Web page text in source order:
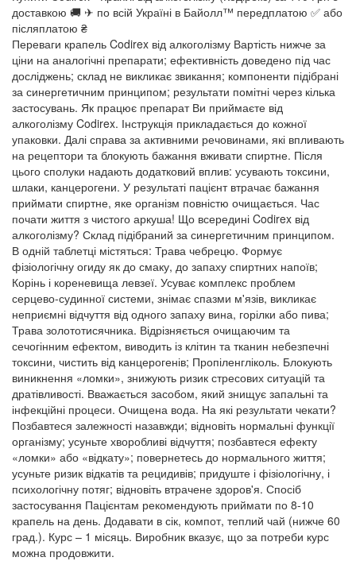
доставкою 🚚 ✈ по всій Україні в Байолл™ передплатою ✅ або
післяплатою ₴
Переваги крапель Codirex від алкоголізму Вартість нижче за
ціни на аналогічні препарати; ефективність доведено під час
досліджень; склад не викликає звикання; компоненти підібрані
за синергетичним принципом; результати помітні через кілька
застосувань. Як працює препарат Ви приймаєте від
алкоголізму Codirex. Інструкція прикладається до кожної
упаковки. Далі справа за активними речовинами, які впливають
на рецептори та блокують бажання вживати спиртне. Після
цього сполуки надають додатковий вплив: усувають токсини,
шлаки, канцерогени. У результаті пацієнт втрачає бажання
приймати спиртне, яке організм повністю очищається. Час
почати життя з чистого аркуша! Що всередині Codirex від
алкоголізму? Склад підібраний за синергетичним принципом.
В одній таблетці містяться: Трава чебрецю. Формує
фізіологічну огиду як до смаку, до запаху спиртних напоїв;
Корінь і кореневища левзеї. Усуває комплекс проблем
серцево-судинної системи, знімає спазми м'язів, викликає
неприємні відчуття від одного запаху вина, горілки або пива;
Трава золототисячника. Відрізняється очищаючим та
сечогінним ефектом, виводить із клітин та тканин небезпечні
токсини, чистить від канцерогенів; Пропіленгліколь. Блокують
виникнення «ломки», знижують ризик стресових ситуацій та
дратівливості. Вважається засобом, який знищує запальні та
інфекційні процеси. Очищена вода. На які результати чекати?
Позбавтеся залежності назавжди; відновіть нормальні функції
організму; усуньте хворобливі відчуття; позбавтеся ефекту
«ломки» або «відкату»; повернетесь до нормального життя;
усуньте ризик відкатів та рецидивів; придуште і фізіологічну, і
психологічну потяг; відновіть втрачене здоров'я. Спосіб
застосування Пацієнтам рекомендують приймати по 8-10
крапель на день. Додавати в сік, компот, теплий чай (нижче 60
град.). Курс – 1 місяць. Виробник вказує, що за потреби курс
можна продовжити.